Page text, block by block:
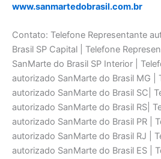
www.sanmartedobrasil.com.br
Contato: Telefone Representante
Brasil SP Capital | Telefone
SanMarte do Brasil SP Interior |
autorizado SanMarte do Brasil MG |
autorizado SanMarte do Brasil SC|
autorizado SanMarte do Brasil RS|
autorizado SanMarte do Brasil PR |
autorizado SanMarte do Brasil RJ |
autorizado SanMarte do Brasil ES |